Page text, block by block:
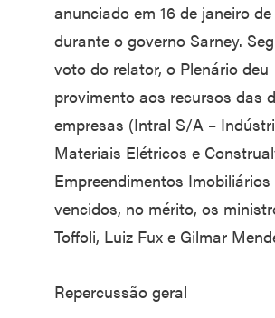
anunciado em 16 de janeiro de
durante o governo Sarney.
voto do relator, o Plenário deu
provimento aos recursos das
empresas (Intral S/A –
Materiais Elétricos e
Empreendimentos Imobiliários
vencidos, no mérito, os
Toffoli, Luiz Fux e Gilmar
Repercussão geral